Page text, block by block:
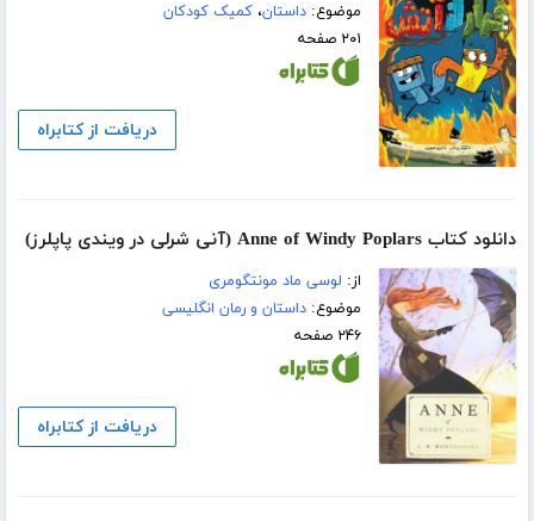
موضوع:داستان،کمیک کودکان
۲۰۱ صفحه
دریافت از کتابراه
دانلود کتاب Anne of Windy Poplars (آنی شرلی در ویندی پاپلرز)
از: لوسی ماد مونتگومری
موضوع:داستان و رمان انگلیسی
۲۴۶ صفحه
دریافت از کتابراه